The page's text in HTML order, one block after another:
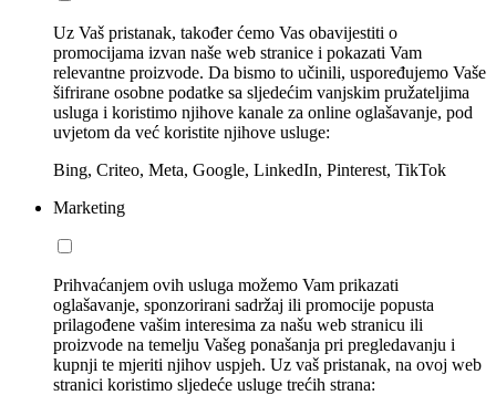
Uz Vaš pristanak, također ćemo Vas obavijestiti o
promocijama izvan naše web stranice i pokazati Vam
relevantne proizvode. Da bismo to učinili, uspoređujemo Vaše
šifrirane osobne podatke sa sljedećim vanjskim pružateljima
usluga i koristimo njihove kanale za online oglašavanje, pod
uvjetom da već koristite njihove usluge:
Bing, Criteo, Meta, Google, LinkedIn, Pinterest, TikTok
Marketing
Prihvaćanjem ovih usluga možemo Vam prikazati
oglašavanje, sponzorirani sadržaj ili promocije popusta
prilagođene vašim interesima za našu web stranicu ili
proizvode na temelju Vašeg ponašanja pri pregledavanju i
kupnji te mjeriti njihov uspjeh. Uz vaš pristanak, na ovoj web
stranici koristimo sljedeće usluge trećih strana: